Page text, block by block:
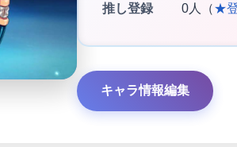
推し登録 0人（★
キャラ情報編集